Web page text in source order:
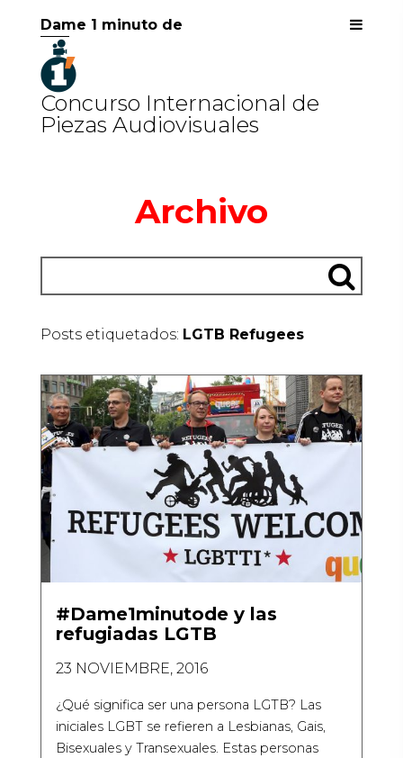
Dame 1 minuto de
Concurso Internacional de
Piezas Audiovisuales
Archivo
Posts etiquetados: LGTB Refugees
#Dame1minutode y las
refugiadas LGTB
23 NOVIEMBRE, 2016
¿Qué significa ser una persona LGTB? Las
iniciales LGBT se refieren a Lesbianas, Gais,
Bisexuales y Transexuales. Estas personas